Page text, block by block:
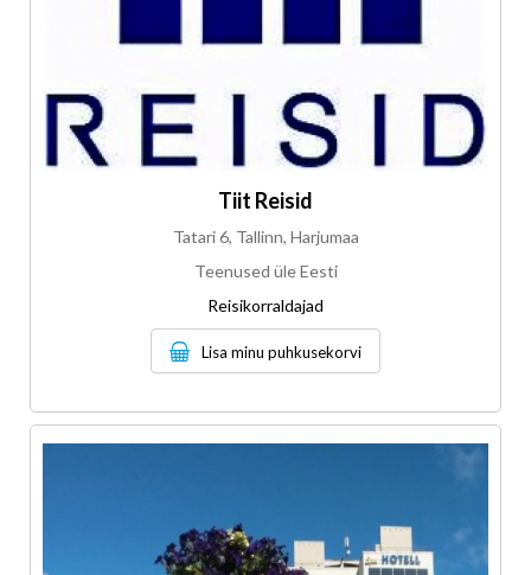
Tiit Reisid
Tatari 6, Tallinn, Harjumaa
Teenused üle Eesti
Reisikorraldajad
Lisa minu puhkusekorvi